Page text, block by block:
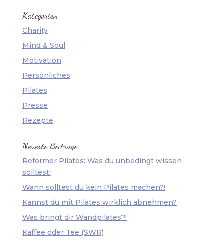
Kategorien
Charity
Mind & Soul
Motivation
Persönliches
Pilates
Presse
Rezepte
Neueste Beiträge
Reformer Pilates: Was du unbedingt wissen
solltest!
Wann solltest du kein Pilates machen?!
Kannst du mit Pilates wirklich abnehmen?
Was bringt dir Wandpilates?!
Kaffee oder Tee (SWR)